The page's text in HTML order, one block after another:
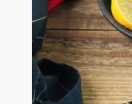
₺135,00